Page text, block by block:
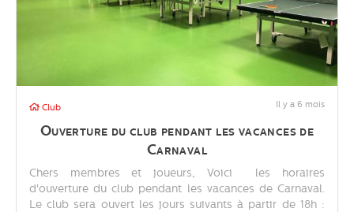
Il y a 6 mois
Club
Ouverture du club pendant les vacances de
Carnaval
Chers membres et joueurs, Voici les horaires
d'ouverture du club pendant les vacances de Carnaval.
Le club sera ouvert les jours suivants à partir de 18h :